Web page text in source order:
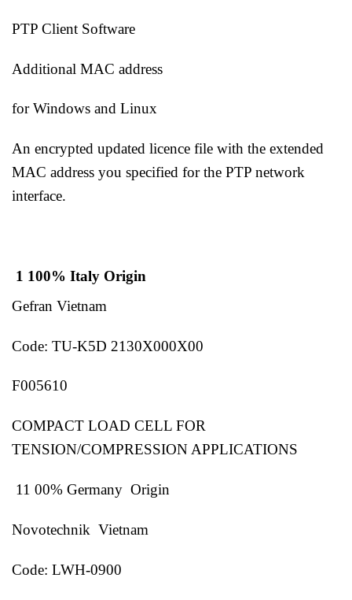
PTP Client Software
Additional MAC address
for Windows and Linux
An encrypted updated licence file with the extended
MAC address you specified for the PTP network
interface.
1 100% Italy Origin
Gefran Vietnam
Code: TU-K5D 2130X000X00
F005610
COMPACT LOAD CELL FOR
TENSION/COMPRESSION APPLICATIONS
11 00% Germany Origin
Novotechnik Vietnam
Code: LWH-0900